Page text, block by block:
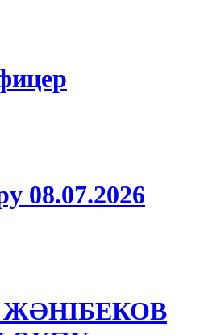
08.07.2026
ЖӘНІБЕКОВ